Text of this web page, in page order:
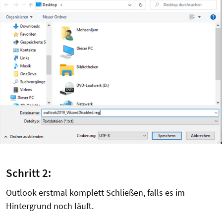
Schritt 2:
Outlook erstmal komplett Schließen, falls es im
Hintergrund noch läuft.